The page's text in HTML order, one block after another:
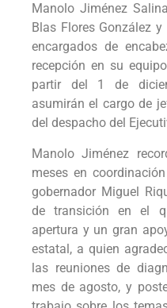
Manolo Jiménez
Blas Flores González
encargados de
recepción en su
partir del 1 de
asumirán el cargo de
del despacho del
Manolo Jiménez
meses en
gobernador Miguel
de transición en el
apertura y un gran
estatal, a quien
las reuniones de
mes de agosto, y